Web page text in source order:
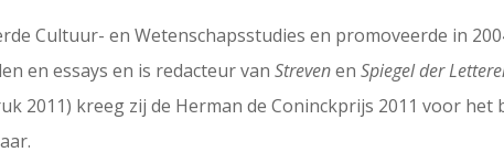
Cultuur- en Wetenschapsstudies en promoveerde in
en essays en is redacteur vanStrevenenSpiegel der
2011) kreeg zij de Herman de Coninckprijs 2011 voor het